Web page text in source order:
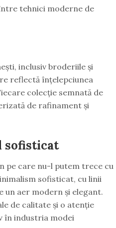
tehnici moderne de
inclusiv broderiile și
reflectă înțelepciunea
colecție semnată de
de rafinament și
sofisticat
pe care nu-l putem trece cu
sofisticat, cu linii
un aer modern și elegant.
de calitate și o atenție
în industria modei